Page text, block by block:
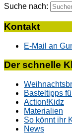
Suche nach:
Kontakt
E-Mail an
Der schnelle
Basteltipps
Action!Kidz
Materialien
So könnt ihr
News